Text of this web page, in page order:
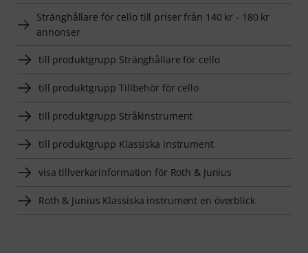
Stränghållare för cello till priser från 140 kr - 180 kr
annonser
till produktgrupp Stränghållare för cello
till produktgrupp Tillbehör för cello
till produktgrupp Stråkinstrument
till produktgrupp Klassiska instrument
visa tillverkarinformation för Roth & Junius
Roth & Junius Klassiska instrument en överblick